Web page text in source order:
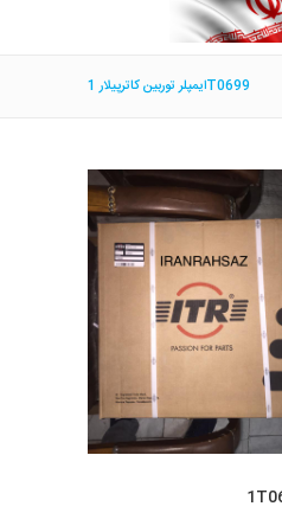
ایمپلر توربین کاترپیلار 1T0699